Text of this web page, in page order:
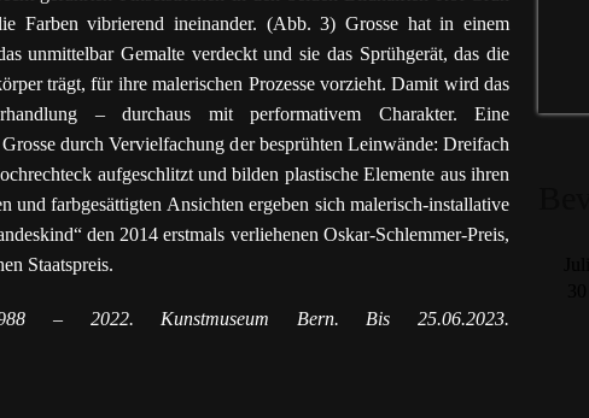
Farben vibrierend ineinander. (Abb. 3) Grosse hat in einem
unmittelbar Gemalte verdeckt und sie das Sprühgerät, das die
trägt, für ihre malerischen Prozesse vorzieht. Damit wird das
– durchaus mit performativem Charakter. Eine
durch Vervielfachung der besprühten Leinwände: Dreifach
aufgeschlitzt und bilden plastische Elemente aus ihren
und farbgesättigten Ansichten ergeben sich malerisch-installative
den 2014 erstmals verliehenen Oskar-Schlemmer-Preis,
Staatspreis.
– 2022. Kunstmuseum Bern. Bis 25.06.2023.